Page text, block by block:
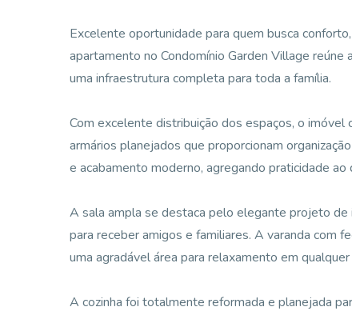
Excelente oportunidade para quem busca
apartamento no Condomínio Garden Village
uma infraestrutura completa para toda a família.
Com excelente distribuição dos espaços, o
armários planejados que proporcionam
e acabamento moderno, agregando praticidade ao
A sala ampla se destaca pelo elegante projeto de
para receber amigos e familiares. A varanda com
uma agradável área para relaxamento em
A cozinha foi totalmente reformada e planejada